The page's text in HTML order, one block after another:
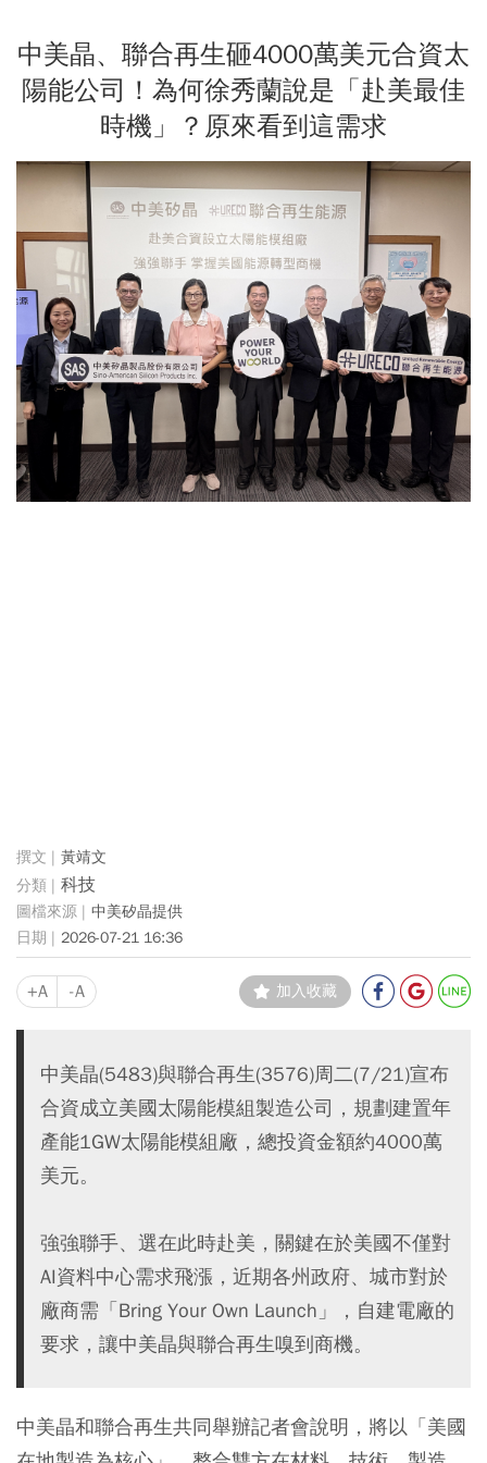
中美晶、聯合再生砸4000萬美元合資太
陽能公司！為何徐秀蘭說是「赴美最佳
時機」？原來看到這需求
黃靖文
科技
中美矽晶提供
2026-07-21 16:36
+A -A 加入收藏
中美晶(5483)與聯合再生(3576)周二(7/21)宣布
合資成立美國太陽能模組製造公司，規劃建置年
產能1GW太陽能模組廠，總投資金額約4000萬
美元。
強強聯手、選在此時赴美，關鍵在於美國不僅對
AI資料中心需求飛漲，近期各州政府、城市對於
廠商需「Bring Your Own Launch」，自建電廠的
要求，讓中美晶與聯合再生嗅到商機。
中美晶和聯合再生共同舉辦記者會說明，將以「美國